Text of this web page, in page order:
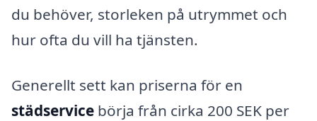
du behöver, storleken på utrymmet och
hur ofta du vill ha tjänsten.
Generellt sett kan priserna för en
städservice börja från cirka 200 SEK per